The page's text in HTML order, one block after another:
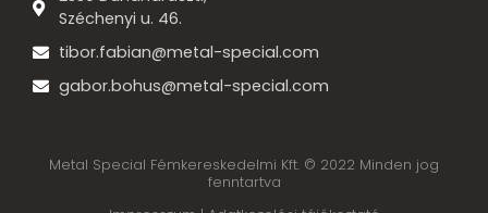
Széchenyi u. 46.
tibor.fabian@metal-special.com
gabor.bohus@metal-special.com
Metal Special Fémkereskedelmi Kft. © 2022 Minden jog
fenntartva